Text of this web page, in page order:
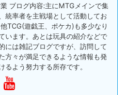
ブログ内容:主にMTGメインで集
統率者を主戦場として活動してお
TCG(遊戯王、ポケカ)も多少なり
います。あとは玩具の紹介などで
には雑記ブログですが、訪問して
方々が満足できるような情報も発
るよう努力する所存です。